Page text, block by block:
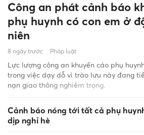
Công an phát cảnh báo
phụ huynh có con em ở
niên
8 ngày trước Pháp luật
Lực lượng công an khuyến cáo phụ
trong việc dạy dỗ vì trào lưu này đang
nạn giao thông nghiêm trọng.
Cảnh báo nóng tới tất cả phụ
dịp nghỉ hè